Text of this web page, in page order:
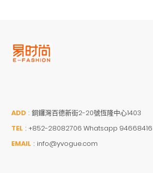
ADD : 銅鑼灣百德新街2-20號恆隆中心1403
TEL : +852-28082706 Whatsapp 94668416
EMAIL : info@yvogue.com